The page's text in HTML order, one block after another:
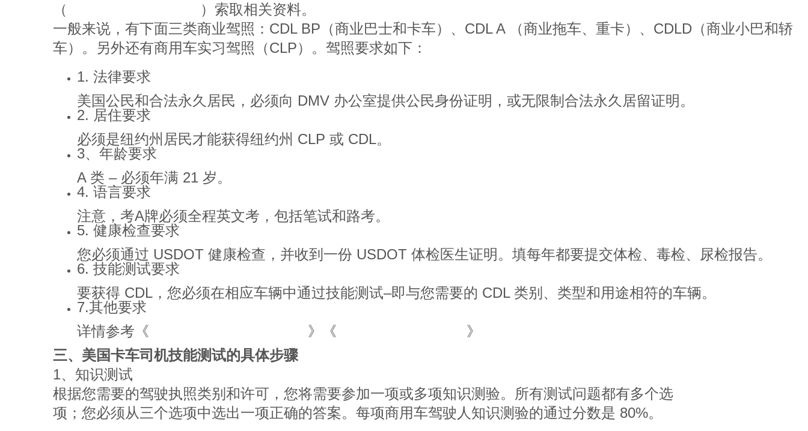
（
）索取相关资料。
一般来说，有下面三类商业驾照：CDL BP（商业巴士和卡车）、CDL A （商业拖车、重卡）、CDLD（商业小巴和轿
车）。另外还有商用车实习驾照（CLP）。驾照要求如下：
1. 法律要求
美国公民和合法永久居民，必须向 DMV 办公室提供公民身份证明，或无限制合法永久居留证明。
2. 居住要求
必须是纽约州居民才能获得纽约州 CLP 或 CDL。
3、年龄要求
A 类 – 必须年满 21 岁。
4. 语言要求
注意，考A牌必须全程英文考，包括笔试和路考。
5. 健康检查要求
您必须通过 USDOT 健康检查，并收到一份 USDOT 体检医生证明。填每年都要提交体检、毒检、尿检报告。
6. 技能测试要求
要获得 CDL，您必须在相应车辆中通过技能测试–即与您需要的 CDL 类别、类型和用途相符的车辆。
7.其他要求
详情参考《 》《 》
三、美国卡车司机技能测试的具体步骤
1、知识测试
根据您需要的驾驶执照类别和许可，您将需要参加一项或多项知识测验。所有测试问题都有多个选
项；您必须从三个选项中选出一项正确的答案。每项商用车驾驶人知识测验的通过分数是 80%。